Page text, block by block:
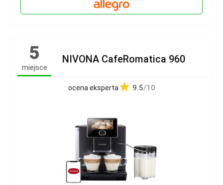
5
miejsce
NIVONA CafeRomatica 960
ocena eksperta 9.5/10